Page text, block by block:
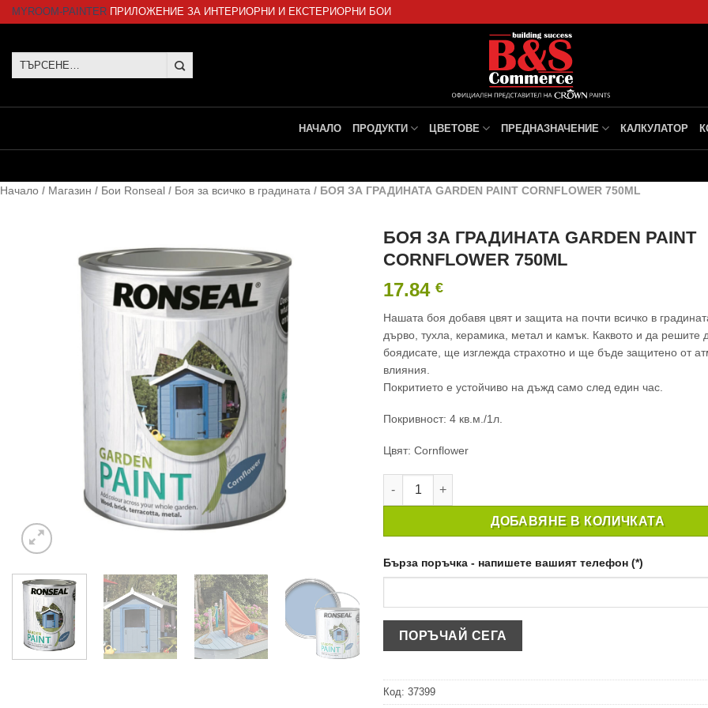
SkipMYROOM-PAINTER ПРИЛОЖЕНИЕ ЗА ИНТЕРИОРНИ И ЕКСТЕРИОРНИ БОИ
Търсене
НАЧАЛО ПРОДУКТИ ЦВЕТОВЕ ПРЕДНАЗНАЧЕНИЕ КАЛКУЛАТОР
Начало / Магазин / Бои Ronseal / Боя за всичко в градината / БОЯ ЗА ГРАДИНАТА GARDEN PAINT CORNFLOWER 750ML
БОЯ ЗА ГРАДИНАТА GARDEN PAINT
CORNFLOWER 750ML
17.84€
Нашата боя добавя цвят и защита на почти всичко в
дърво, тухла, керамика, метал и камък. Каквото и да решите
боядисате, ще изглежда страхотно и ще бъде защитено от
влияния.
Покритието е устойчиво на дъжд само след един час.
Покривност: 4 кв.м./1л.
Цвят: Cornflower
количество за БОЯ ЗА ГРАДИНАТА GARDEN PAINT
ДОБАВЯНЕ В КОЛИЧКАТА
Бърза поръчка - напишете вашият телефон (*)
Код:37399